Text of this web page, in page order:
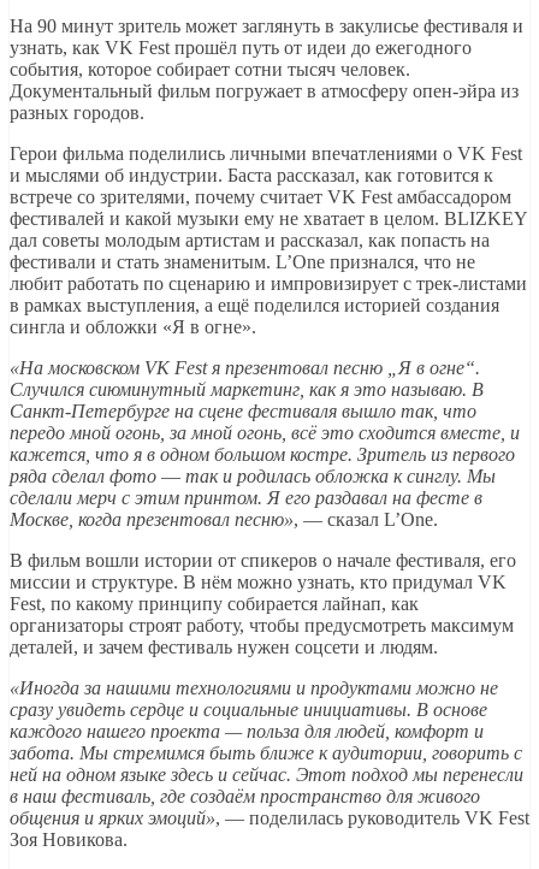
На 90 минут зритель может заглянуть в закулисье фестиваля и
узнать, как VK Fest прошёл путь от идеи до ежегодного
события, которое собирает сотни тысяч человек.
Документальный фильм погружает в атмосферу опен-эйра из
разных городов.
Герои фильма поделились личными впечатлениями о VK Fest
и мыслями об индустрии. Баста рассказал, как готовится к
встрече со зрителями, почему считает VK Fest амбассадором
фестивалей и какой музыки ему не хватает в целом. BLIZKEY
дал советы молодым артистам и рассказал, как попасть на
фестивали и стать знаменитым. L’One признался, что не
любит работать по сценарию и импровизирует с трек-листами
в рамках выступления, а ещё поделился историей создания
сингла и обложки «Я в огне».
«На московском VK Fest я презентовал песню „Я в огне“.
Случился сиюминутный маркетинг, как я это называю. В
Санкт-Петербурге на сцене фестиваля вышло так, что
передо мной огонь, за мной огонь, всё это сходится вместе, и
кажется, что я в одном большом костре. Зритель из первого
ряда сделал фото — так и родилась обложка к синглу. Мы
сделали мерч с этим принтом. Я его раздавал на фесте в
Москве, когда презентовал песню», — сказал L’One.
В фильм вошли истории от спикеров о начале фестиваля, его
миссии и структуре. В нём можно узнать, кто придумал VK
Fest, по какому принципу собирается лайнап, как
организаторы строят работу, чтобы предусмотреть максимум
деталей, и зачем фестиваль нужен соцсети и людям.
«Иногда за нашими технологиями и продуктами можно не
сразу увидеть сердце и социальные инициативы. В основе
каждого нашего проекта — польза для людей, комфорт и
забота. Мы стремимся быть ближе к аудитории, говорить с
ней на одном языке здесь и сейчас. Этот подход мы перенесли
в наш фестиваль, где создаём пространство для живого
общения и ярких эмоций», — поделилась руководитель VK Fest
Зоя Новикова.